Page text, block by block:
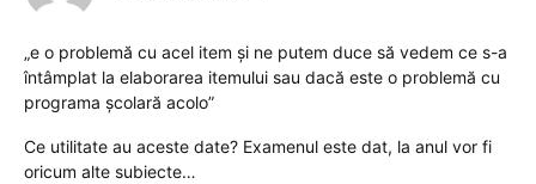
„e o problemă cu acel item și ne putem duce să vedem ce s-a
întâmplat la elaborarea itemului sau dacă este o problemă cu
programa școlară acolo”
Ce utilitate au aceste date? Examenul este dat, la anul vor fi
oricum alte subiecte…